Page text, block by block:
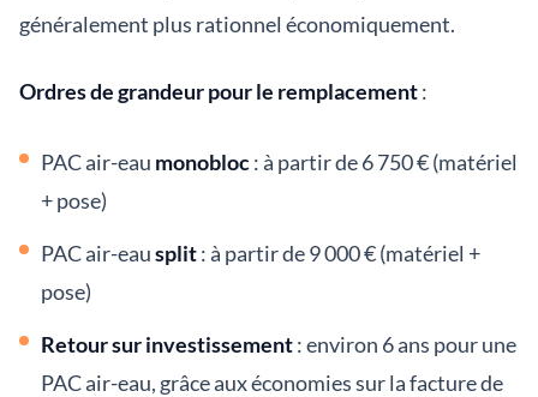
généralement plus rationnel économiquement.
Ordres de grandeur pour le remplacement:
PAC air-eau monobloc: à partir de 6 750 € (matériel
+ pose)
PAC air-eausplit: à partir de 9 000 € (matériel +
pose)
Retour sur investissement: environ 6 ans pour une
PAC air-eau, grâce aux économies sur la facture de